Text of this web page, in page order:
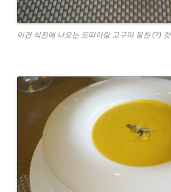
이건 식전에 나오는 또띠아랑 고구마 뭉친 (?) 것